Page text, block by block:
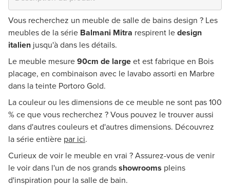
Vous recherchez un meuble de salle de bains design ? Les
meubles de la série Balmani Mitra respirent ledesign
italien jusqu'à dans les détails.
Le meuble mesure90cm de largeet est fabrique en Bois
placage, en combinaison avec le lavabo assorti en Marbre
dans la teinte Portoro Gold.
La couleur ou les dimensions de ce meuble ne sont pas 100
% ce que vous recherchez ? Vous pouvez le trouver aussi
dans d'autres couleurs et d'autres dimensions. Découvrez
la série entière par ici.
Curieux de voir le meuble en vrai ? Assurez-vous de venir
le voir dans l'un de nos grandsshowrooms pleins
d'inspiration pour la salle de bain.